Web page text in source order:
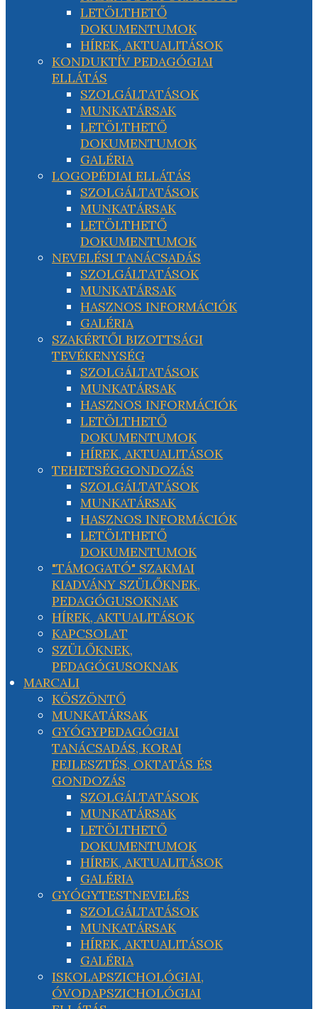
LETÖLTHETŐ
DOKUMENTUMOK
HÍREK, AKTUALITÁSOK
KONDUKTÍV PEDAGÓGIAI
ELLÁTÁS
SZOLGÁLTATÁSOK
MUNKATÁRSAK
LETÖLTHETŐ
DOKUMENTUMOK
GALÉRIA
LOGOPÉDIAI ELLÁTÁS
SZOLGÁLTATÁSOK
MUNKATÁRSAK
LETÖLTHETŐ
DOKUMENTUMOK
NEVELÉSI TANÁCSADÁS
SZOLGÁLTATÁSOK
MUNKATÁRSAK
HASZNOS INFORMÁCIÓK
GALÉRIA
SZAKÉRTŐI BIZOTTSÁGI
TEVÉKENYSÉG
SZOLGÁLTATÁSOK
MUNKATÁRSAK
HASZNOS INFORMÁCIÓK
LETÖLTHETŐ
DOKUMENTUMOK
HÍREK, AKTUALITÁSOK
TEHETSÉGGONDOZÁS
SZOLGÁLTATÁSOK
MUNKATÁRSAK
HASZNOS INFORMÁCIÓK
LETÖLTHETŐ
DOKUMENTUMOK
"TÁMOGATÓ" SZAKMAI
KIADVÁNY SZÜLŐKNEK,
PEDAGÓGUSOKNAK
HÍREK, AKTUALITÁSOK
KAPCSOLAT
SZÜLŐKNEK,
PEDAGÓGUSOKNAK
MARCALI
KÖSZÖNTŐ
MUNKATÁRSAK
GYÓGYPEDAGÓGIAI
TANÁCSADÁS, KORAI
FEJLESZTÉS, OKTATÁS ÉS
GONDOZÁS
SZOLGÁLTATÁSOK
MUNKATÁRSAK
LETÖLTHETŐ
DOKUMENTUMOK
HÍREK, AKTUALITÁSOK
GALÉRIA
GYÓGYTESTNEVELÉS
SZOLGÁLTATÁSOK
MUNKATÁRSAK
HÍREK, AKTUALITÁSOK
GALÉRIA
ISKOLAPSZICHOLÓGIAI,
ÓVODAPSZICHOLÓGIAI